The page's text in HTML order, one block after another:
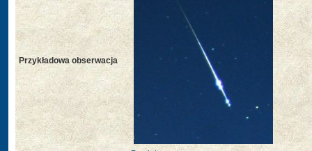
Przykładowa obserwacja